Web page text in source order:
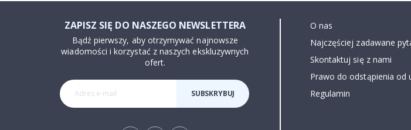
ZAPISZ SIĘ DO NASZEGO NEWSLETTERA
Bądź pierwszy, aby otrzymywać najnowsze
wiadomości i korzystać z naszych ekskluzywnych
ofert.
SUBSKRYBUJ
O nas
Najczęściej zadawane
Skontaktuj się z nami
Prawo do odstąpienia od
Regulamin